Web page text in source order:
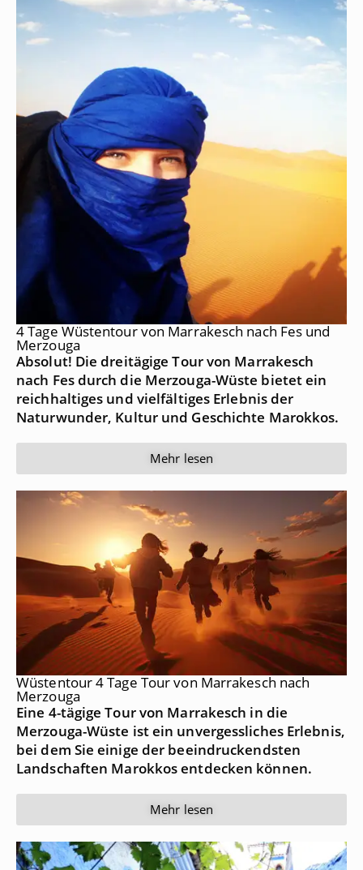
4 Tage Wüstentour von Marrakesch nach Fes und
Merzouga
Absolut! Die dreitägige Tour von Marrakesch
nach Fes durch die Merzouga-Wüste bietet ein
reichhaltiges und vielfältiges Erlebnis der
Naturwunder, Kultur und Geschichte Marokkos.
Mehr lesen
Wüstentour 4 Tage Tour von Marrakesch nach
Merzouga
Eine 4-tägige Tour von Marrakesch in die
Merzouga-Wüste ist ein unvergessliches Erlebnis,
bei dem Sie einige der beeindruckendsten
Landschaften Marokkos entdecken können.
Mehr lesen